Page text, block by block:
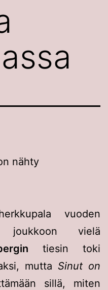
nähty
vuoden
joukkoon vielä
tiesin toki
mutta Sinut on
sillä, miten